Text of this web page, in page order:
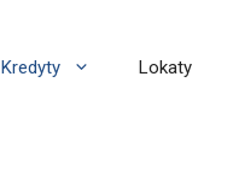
Kredyty Lokaty